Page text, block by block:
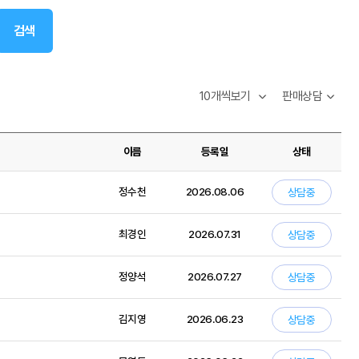
검색
이름 등록일 상태
정수천 2026.08.06 상담중
최경인 2026.07.31 상담중
정양석 2026.07.27 상담중
김지영 2026.06.23 상담중